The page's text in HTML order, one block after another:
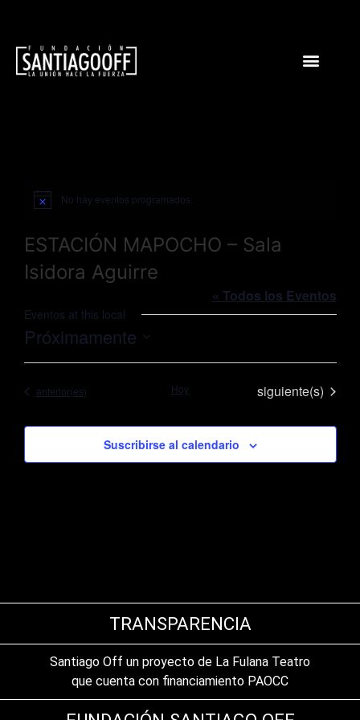
Aviso No hay eventos programados.
ESTACIÓN MAPOCHO – Sala
Isidora Aguirre
« Todos los Eventos
Eventos at this local
Próximamente
fecha.
Eventos
anterior(es) Hoy Eventos
siguiente(s)
Suscribirse al calendario
TRANSPARENCIA
Santiago Off un proyecto de La Fulana Teatro
que cuenta con financiamiento PAOCC